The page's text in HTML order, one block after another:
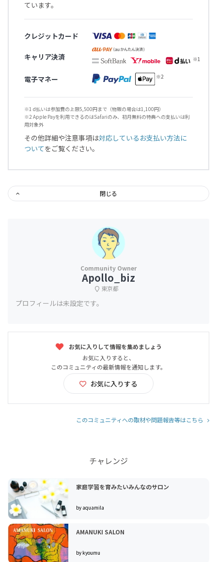
ています。
クレジットカード
キャリア決済
電子マネー
※1 d払いは参加費の上限5,500円まで（物販の場合は1,100円）
※2 Apple Payを利用できるのはSafariのみ、初月無料の特典への支払いは利
用対象外
その他詳細や注意事項は対応しているお支払い方法に
ついてをご覧ください。
閉じる
Apollo_biz
東京都
プロフィールは未設定です。
お気に入りして情報を集めましょう
お気に入りすると、
このコミュニティの最新情報を通知します。
お気に入りする
このコミュニティへの取材や問題報告等はこちら
チャレンジ
家庭学習を育みたいみんなのサロン
by aquamila
AMANUKI SALON
by kyoumu